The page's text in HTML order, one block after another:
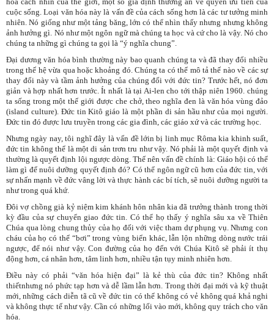
cuộc sống. Loại văn hóa này là vấn đề của cách sống hơn là các tư tưởng minh
nhiên. Nó giống như một tảng băng, lớn có thể nhìn thấy nhưng nhưng không
ảnh hưởng gì. Nó như một ngôn ngữ mà chúng ta học và cứ cho là vậy. Nó cho
chúng ta những gì chúng ta gọi là “ý nghĩa chung”.
Đại dương văn hóa bình thường này bao quanh chúng ta và đã thay đổi nhiều
trong thế hệ vừa qua hoặc khoảng đó. Chúng ta có thể mô tả thế nào về các sự
thay đổi này và tầm ảnh hưởng của chúng đối với đức tin? Trước hết, nó đơn
giản và hợp nhất hơn trước. Ít nhất là tại Ai-len cho tới thập niên 1960. chúng
ta sống trong một thế giới được che chở, theo nghĩa đen là văn hóa vùng đảo
(island culture). Đức tin Kitô giáo là một phần di sản hầu như của mọi người.
Đức tin đó được lưu truyền trong các gia đình, các giáo xứ và các trường học.
Nhưng ngày nay, tôi nghĩ đây là vấn đề lớin bị linh mục Rôma kia khinh suất,
đức tin không thể là một di sản trơn tru như vậy. Nó phải là một quyết định và
thường là quyết định lội ngược dòng. Thế nên vấn đề chính là: Giáo hội có thể
làm gì để nuôi dưỡng quyết định đó? Có thể ngôn ngữ cũ hơn của đức tin, với
sự nhấn mạnh về đức vâng lời và thực hành các bí tích, sẽ nuôi dưỡng người ta
như trong quá khứ.
Đôi vợ chồng già kỷ niệm kim khánh hôn nhân kia đã trưởng thành trong thời
kỳ đầu của sự chuyển giao đức tin. Có thể họ thấy ý nghĩa sâu xa về Thiên
Chúa qua lòng chung thủy của họ đối với việc tham dự phụng vụ. Nhưng con
cháu của họ có thể “bơi” trong vùng biển khác, lẫn lộn những dòng nước trái
ngược, để nói như vậy. Con đường của họ đến với Chúa Kitô sẽ phải ít thụ
động hơn, cá nhân hơn, tâm linh hơn, nhiều tận tụy minh nhiên hơn.
Điều này có phải “văn hóa hiện đại” là kẻ thù của đức tin? Không nhất
thiếtnhưng nó phức tạp hơn và dễ lầm lẫn hơn. Trong thời đại mới và kỹ thuật
mới, những cách diễn tã cũ về đức tin có thể không có vẻ không quá khả nghi
và không thực tế như vậy. Cần có những lối vào mới, không quy trách cho văn
hóa.